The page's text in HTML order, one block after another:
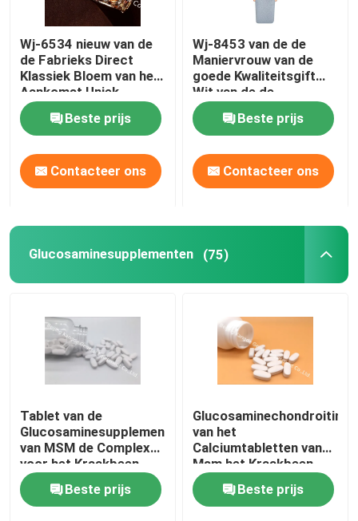
De Supplementen van de ooggezondheid
Te kauwen Softgels
Vegetarische Softgels
Vistraansupplementen
Vitaminee Supplement
Wj-6534 nieuw van de
de Fabrieks Direct
Klassiek Bloem van het
Aankomst Uniek
Ontwerp de
Armbandhorloge
Beste prijs
Contacteer ons
Wj-8453 van de de
Maniervrouw van de
goede Kwaliteitsgift
Wit van de de
LegeringsHorlogekast
van de het Leerband de
Riemhorloge
Beste prijs
Contacteer ons
Glucosaminesupplementen (75)
Tablet van de
Glucosaminesupplementen
van MSM de Complexe
voor het Kraakbeen
OT1Y van de
Verbindingengezondheid
Beste prijs
Glucosaminechondroitin
van het
Calciumtabletten van
Msm het Kraakbeen
Natuurlijke
Gezamenlijke
Supplementen GT4J
Beste prijs